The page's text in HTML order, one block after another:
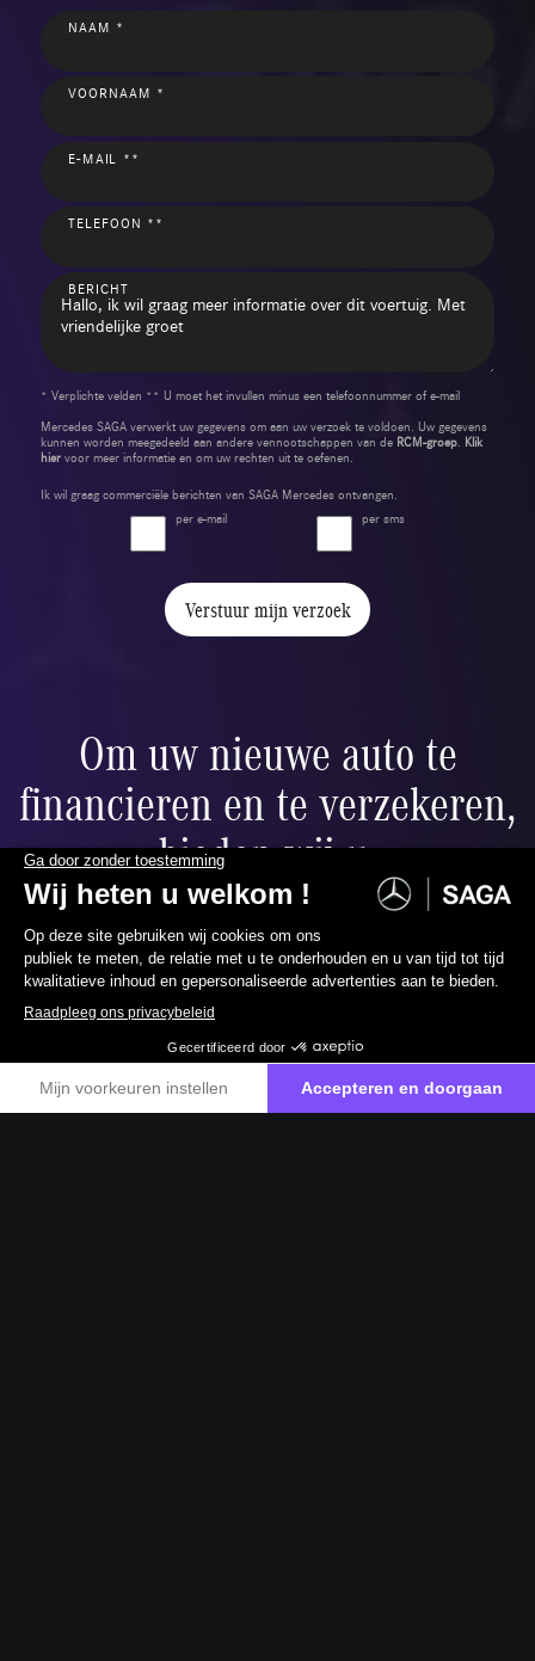
071 28 11 11
NAAM *
VOORNAAM *
E-MAIL **
TELEFOON **
BERICHT
* Verplichte velden ** U moet het invullen minus een telefoonnummer of e-mail
Mercedes SAGA verwerkt uw gegevens om aan uw verzoek te voldoen. Uw gegevens
kunnen worden meegedeeld aan andere vennootschappen van de RCM-groep. Klik
hiervoor meer informatie en om uw rechten uit te oefenen.
Ik wil graag commerciële berichten van SAGA Mercedes ontvangen.
per e-mail
per sms
Verstuur mijn verzoek
Om uw nieuwe auto te
financieren en te verzekeren,
bieden wij u:
Ballonfinanciering
restwaarde